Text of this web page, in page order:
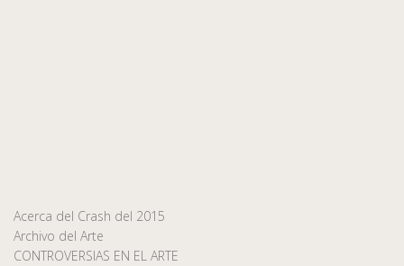
Acerca del Crash del 2015
Archivo del Arte
CONTROVERSIAS EN EL ARTE